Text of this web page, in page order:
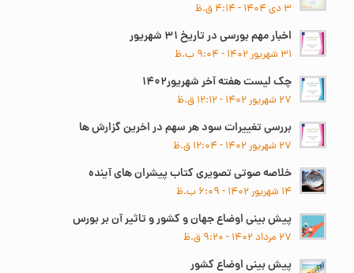
۳ دی ۱۴۰۴ - ۴:۱۴ ق.ظ
اخبار مهم بورسی در تاریخ ۳۱ شهریور
۳۱ شهریور ۱۴۰۲ - ۹:۰۴ ب.ظ
چک لیست هفته آخر شهریور۱۴۰۲
۲۷ شهریور ۱۴۰۲ - ۱۲:۱۲ ق.ظ
بررسی تغییرات سود هر سهم در اخرین گزارش ها
۲۷ شهریور ۱۴۰۲ - ۱۲:۰۴ ق.ظ
خلاصه صوتی تصویری کتاب پیشران های آینده
۱۴ شهریور ۱۴۰۲ - ۶:۰۹ ب.ظ
پیش بینی اوضاع جهان و کشور و تاثیر آن بر بورس
۲۷ مرداد ۱۴۰۲ - ۹:۲۰ ق.ظ
پیش بینی اوضاع کشور